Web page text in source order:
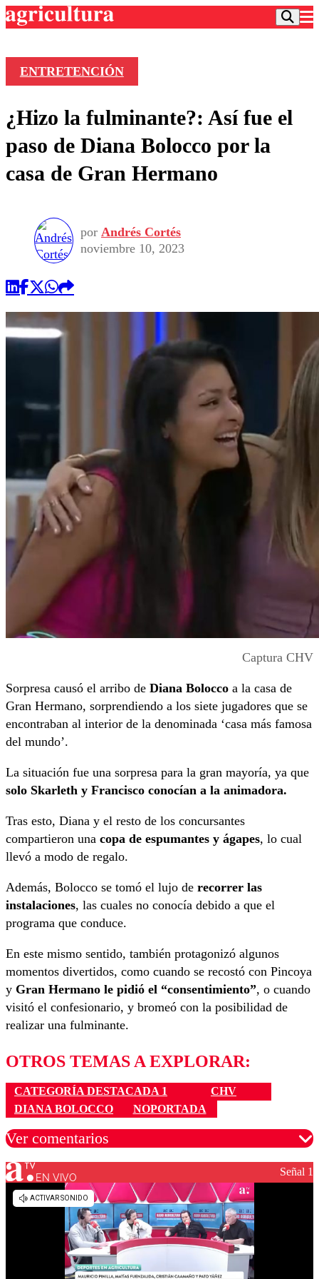
Frecuencias
Agricultura TV
Deportes
Colo Colo
Seleccion Chilena
Torneo Internacional
Entretención
Economía
Internacional
Publicaciones en medios
Opinión
ENTRETENCIÓN
¿Hizo la fulminante?: Así fue el
paso de Diana Bolocco por la
casa de Gran Hermano
por Andrés Cortés
noviembre 10, 2023
Captura CHV
Sorpresa causó el arribo de Diana Bolocco a la casa de
Gran Hermano, sorprendiendo a los siete jugadores que se
encontraban al interior de la denominada ‘casa más famosa
del mundo’.
La situación fue una sorpresa para la gran mayoría, ya que
solo Skarleth y Francisco conocían a la animadora.
Tras esto, Diana y el resto de los concursantes
compartieron una copa de espumantes y ágapes, lo cual
llevó a modo de regalo.
Además, Bolocco se tomó el lujo de recorrer las
instalaciones, las cuales no conocía debido a que el
programa que conduce.
En este mismo sentido, también protagonizó algunos
momentos divertidos, como cuando se recostó con Pincoya
y Gran Hermano le pidió el “consentimiento”, o cuando
visitó el confesionario, y bromeó con la posibilidad de
realizar una fulminante.
OTROS TEMAS A EXPLORAR:
CATEGORÍA DESTACADA 1
CHV
DIANA BOLOCCO
NOPORTADA
Ver comentarios
Los comentarios son moderados para garantizar un
diálogo respetuoso.
EN VIVO Señal 1